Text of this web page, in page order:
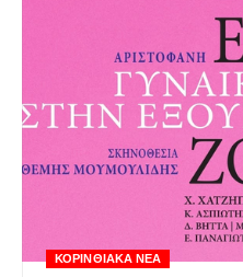
ΚΟΡΙΝΘΙΑΚΆ ΝΈΑ